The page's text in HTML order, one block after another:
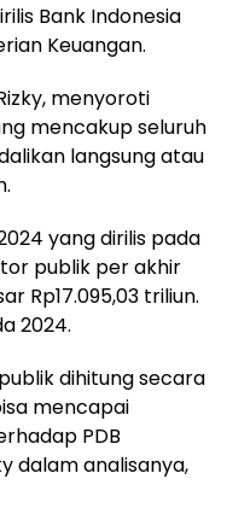
Bank Indonesia
Keuangan.
menyoroti
mencakup seluruh
langsung atau
yang dirilis pada
publik per akhir
Rp17.095,03 triliun.
2024.
dihitung secara
mencapai
PDB
dalam analisanya,